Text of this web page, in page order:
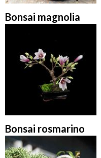
Bonsai magnolia
Bonsai rosmarino